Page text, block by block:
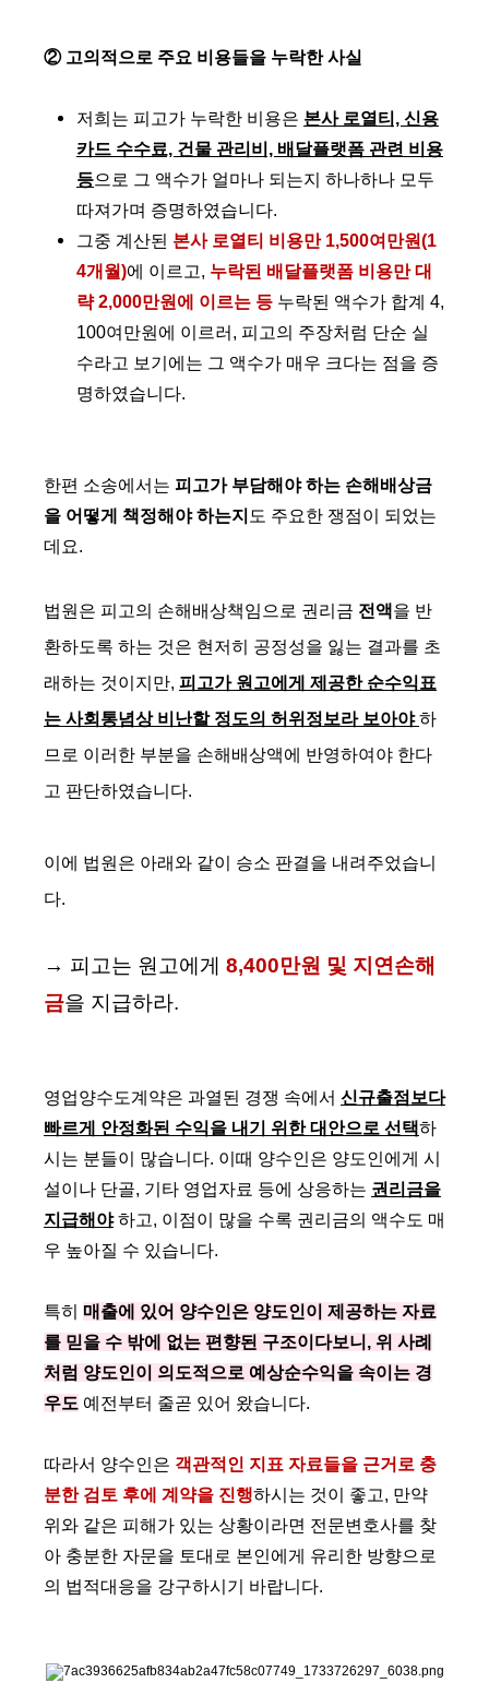
② 고의적으로 주요 비용들을 누락한 사실
저희는 피고가 누락한 비용은 본사 로열티, 신용
카드 수수료, 건물 관리비, 배달플랫폼 관련 비용
등으로 그 액수가 얼마나 되는지 하나하나 모두
따져가며 증명하였습니다.
그중 계산된 본사 로열티 비용만 1,500여만원(1
4개월)에 이르고, 누락된 배달플랫폼 비용만 대
략 2,000만원에 이르는 등 누락된 액수가 합계 4,
100여만원에 이르러, 피고의 주장처럼 단순 실
수라고 보기에는 그 액수가 매우 크다는 점을 증
명하였습니다.
한편 소송에서는 피고가 부담해야 하는 손해배상금
을 어떻게 책정해야 하는지 도 주요한 쟁점이 되었는
데요.
법원은 피고의 손해배상책임으로 권리금 전액을 반
환하도록 하는 것은 현저히 공정성을 잃는 결과를 초
래하는 것이지만, 피고가 원고에게 제공한 순수익표
는 사회통념상 비난할 정도의 허위정보라 보아야하
므로 이러한 부분을 손해배상액에 반영하여야 한다
고 판단하였습니다.
이에 법원은 아래와 같이 승소 판결을 내려주었습니
다.
→ 피고는 원고에게 8,400만원 및 지연손해
금을 지급하라.
영업양수도계약은 과열된 경쟁 속에서 신규출점보다
빠르게 안정화된 수익을 내기 위한 대안으로 선택하
시는 분들이 많습니다. 이때 양수인은 양도인에게 시
설이나 단골, 기타 영업자료 등에 상응하는 권리금을
지급해야하고, 이점이 많을 수록 권리금의 액수도 매
우 높아질 수 있습니다.
특히 매출에 있어 양수인은 양도인이 제공하는 자료
를 믿을 수 밖에 없는 편향된 구조이다보니, 위 사례
처럼 양도인이 의도적으로 예상순수익을 속이는 경
우도 예전부터 줄곧 있어 왔습니다.
따라서 양수인은 객관적인 지표 자료들을 근거로 충
분한 검토 후에 계약을 진행하시는 것이 좋고, 만약
위와 같은 피해가 있는 상황이라면 전문변호사를 찾
아 충분한 자문을 토대로 본인에게 유리한 방향으로
의 법적대응을 강구하시기 바랍니다.